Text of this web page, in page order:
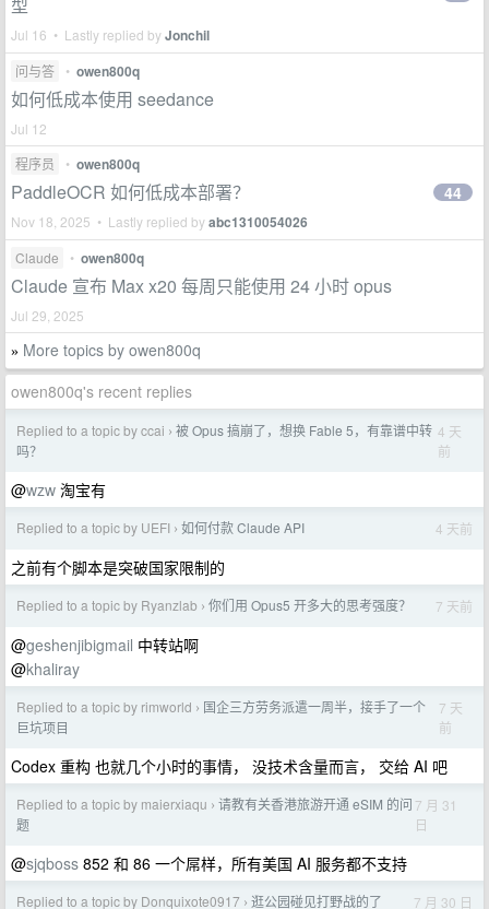
Jul 16 • Lastly replied byJonchil
问与答 • owen800q
如何低成本使用 seedance
Jul 12
程序员
• owen800q
PaddleOCR 如何低成本部署？
Nov 18, 2025 • Lastly replied byabc1310054026
44
Claude • owen800q
Claude 宣布 Max x20 每周只能使用 24 小时 opus
Jul 29, 2025
» More topics by owen800q
owen800q's recent replies
Replied to a topic by ccai › 被 Opus 搞崩了，想换 Fable 5，有靠谱中转
吗？
4 天
前
@wzw 淘宝有
Replied to a topic by UEFI › 如何付款 Claude API 4 天前
之前有个脚本是突破国家限制的
Replied to a topic by Ryanzlab › 你们用 Opus5 开多大的思考强度？ 7 天前
@geshenjibigmail 中转站啊
@khaliray
Replied to a topic by rimworld › 国企三方劳务派遣一周半，接手了一个
巨坑项目
7 天
前
Codex 重构 也就几个小时的事情， 没技术含量而言， 交给 AI 吧
Replied to a topic by maierxiaqu › 请教有关香港旅游开通 eSIM 的问
题
7 月 31
日
@sjqboss 852 和 86 一个屌样，所有美国 AI 服务都不支持
Replied to a topic by Donquixote0917 › 逛公园碰见打野战的了 7 月 30 日